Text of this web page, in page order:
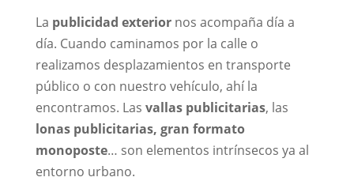
La publicidad exteriornos acompaña día a
día. Cuando caminamos por la calle o
realizamos desplazamientos en transporte
público o con nuestro vehículo, ahí la
encontramos. Las vallas publicitarias, las
lonas publicitarias, gran formato
monoposte… son elementos intrínsecos ya al
entorno urbano.